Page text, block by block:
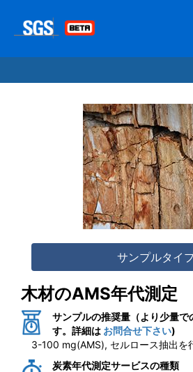
木材のAMS年代測定
サンプルの推奨量（より少量
す。詳細は お問合せ下さい)
3-100 mg(AMS), セルロース抽出
炭素年代測定サービスの種類